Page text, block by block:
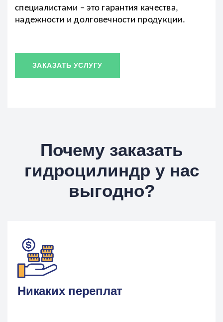
специалистами – это гарантия качества,
надежности и долговечности продукции.
ЗАКАЗАТЬ УСЛУГУ
Почему заказать
гидроцилиндр у нас
выгодно?
Никаких переплат